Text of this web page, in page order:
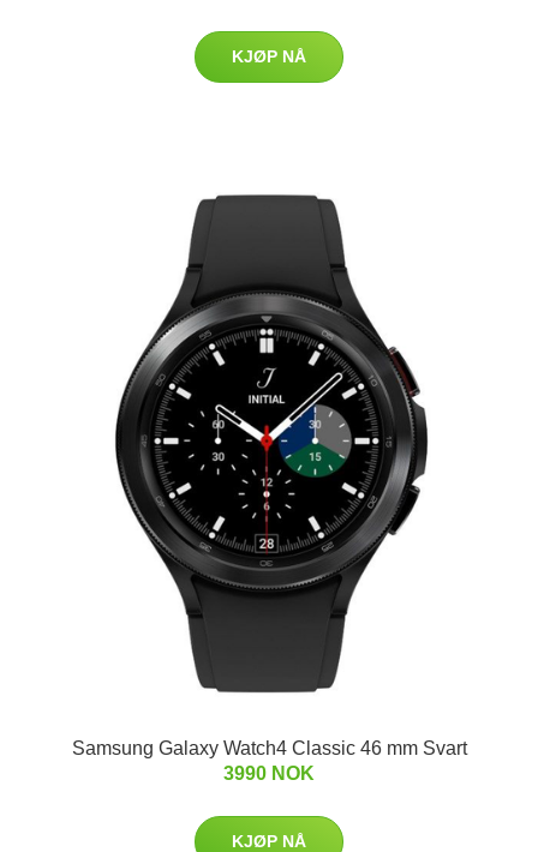
KJØP NÅ
Samsung Galaxy Watch4 Classic 46 mm Svart
3990 NOK
KJØP NÅ